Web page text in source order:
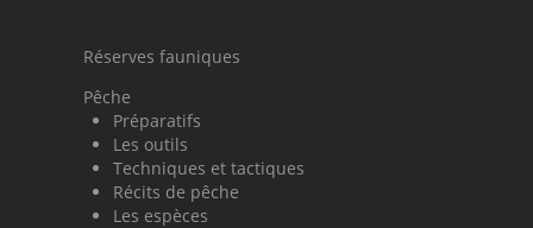
Réserves fauniques
Pêche
Préparatifs
Les outils
Techniques et tactiques
Récits de pêche
Les espèces